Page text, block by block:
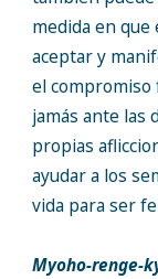
medida en
aceptar y
el
jamás ante las
propias
ayudar a los
vida para ser
Myoho-renge-